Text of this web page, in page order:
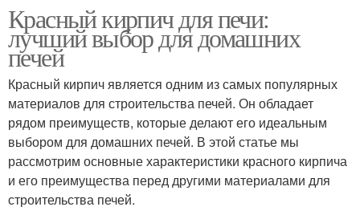
Красный кирпич для печи:
лучший выбор для домашних
печей
Красный кирпич является одним из самых популярных
материалов для строительства печей. Он обладает
рядом преимуществ, которые делают его идеальным
выбором для домашних печей. В этой статье мы
рассмотрим основные характеристики красного кирпича
и его преимущества перед другими материалами для
строительства печей.